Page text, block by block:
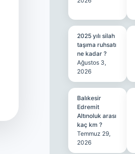
2025 yılı silah
taşıma ruhsatı
ne kadar ?
Ağustos 3,
2026
Balıkesir
Edremit
Altınoluk arası
kaç km ?
Temmuz 29,
2026